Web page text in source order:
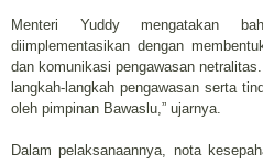
Menteri Yuddy mengatakan
diimplementasikan dengan
dan komunikasi pengawasan
langkah-langkah pengawasan serta
oleh pimpinan Bawaslu,” ujarnya.
Dalam pelaksanaannya, nota